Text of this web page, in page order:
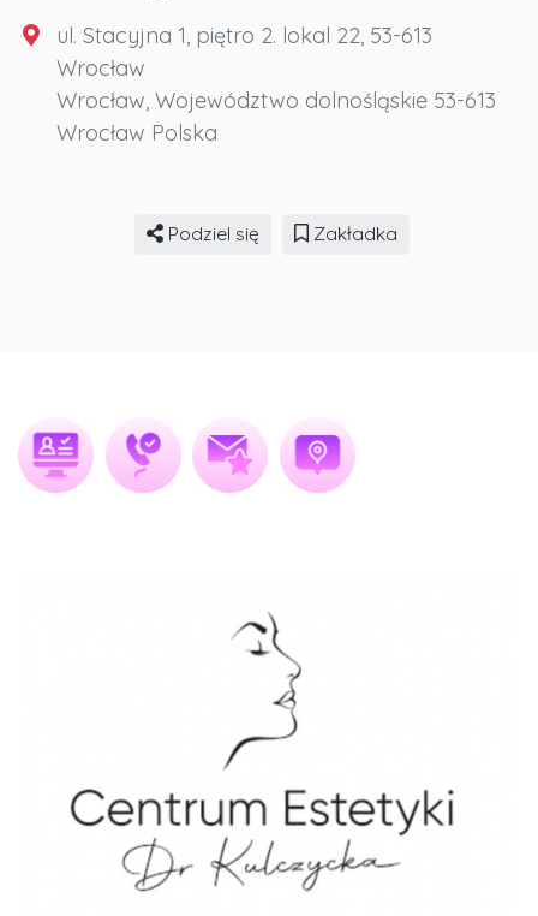
ul. Stacyjna 1, piętro 2. lokal 22, 53-613
Wrocław
Wrocław, Województwo dolnośląskie 53-613
Wrocław Polska
Podziel się Zakładka